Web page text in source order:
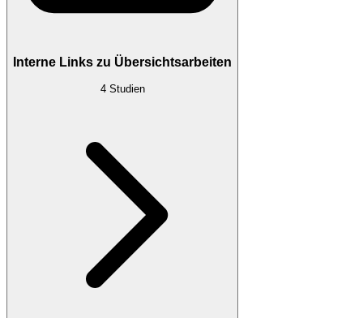
Interne Links zu Übersichtsarbeiten
4 Studien